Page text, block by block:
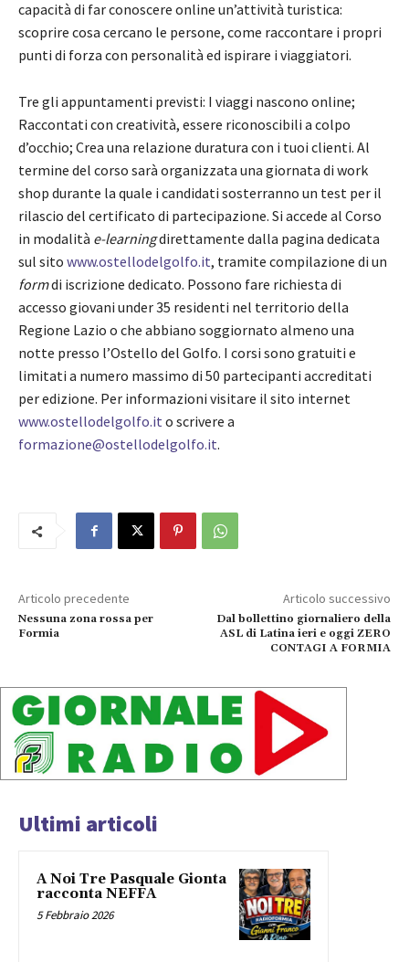
capacità di far conoscere online un’attività turistica:
scoprire cosa cercano le persone, come raccontare i propri
punti di forza con personalità ed ispirare i viaggiatori.
Tre gli appuntamenti previsti: I viaggi nascono online;
Raccontati con creatività, essere riconoscibili a colpo
d’occhio; Crea una relazione duratura con i tuoi clienti. Al
termine del corso sarà organizzata una giornata di work
shop durante la quale i candidati sosterranno un test per il
rilascio del certificato di partecipazione. Si accede al Corso
in modalità e-learningdirettamente dalla pagina dedicata
sul sito www.ostellodelgolfo.it, tramite compilazione di un
formdi iscrizione dedicato. Possono fare richiesta di
accesso giovani under 35 residenti nel territorio della
Regione Lazio o che abbiano soggiornato almeno una
notte presso l’Ostello del Golfo. I corsi sono gratuiti e
limitati a numero massimo di 50 partecipanti accreditati
per edizione. Per informazioni visitare il sito internet
www.ostellodelgolfo.it o scrivere a
formazione@ostellodelgolfo.it.
Articolo precedente
Nessuna zona rossa per
Formia
Articolo successivo
Dal bollettino giornaliero della
ASL di Latina ieri e oggi ZERO
CONTAGI A FORMIA
Ultimi articoli
A Noi Tre Pasquale Gionta
racconta NEFFA
5 Febbraio 2026